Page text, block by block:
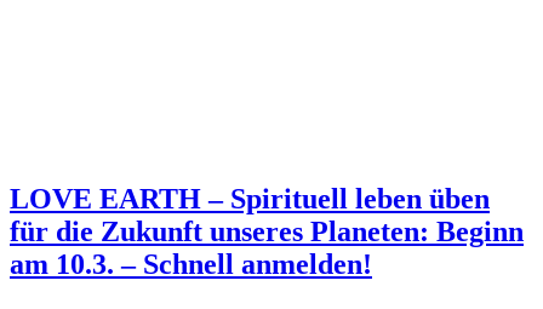
LOVE EARTH – Spirituell leben üben
für die Zukunft unseres Planeten: Beginn
am 10.3. – Schnell anmelden!